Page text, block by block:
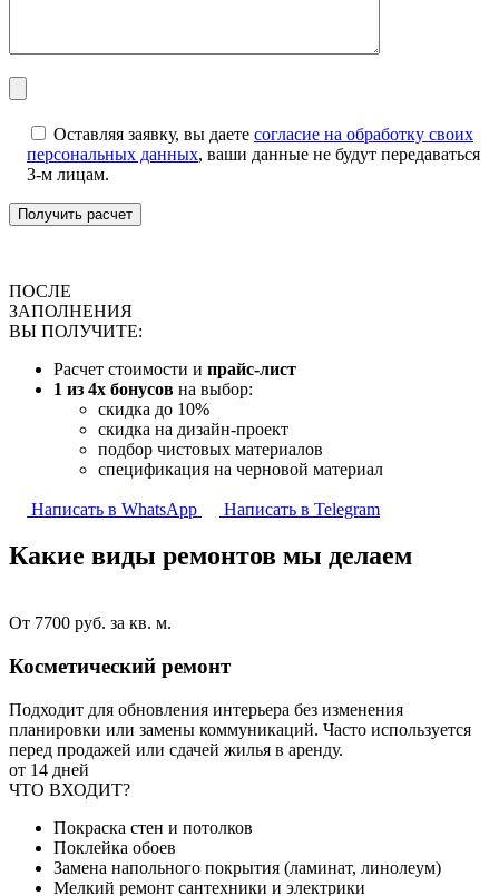
Оставляя заявку, вы даете согласие на обработку своих
персональных данных, ваши данные не будут передаваться
3-м лицам.
ПОСЛЕ
ЗАПОЛНЕНИЯ
ВЫ ПОЛУЧИТЕ:
Расчет стоимости и прайс-лист
1 из 4х бонусов на выбор:
скидка до 10%
скидка на дизайн-проект
подбор чистовых материалов
спецификация на черновой материал
Написать в WhatsApp Написать в Telegram
Какие виды ремонтов мы делаем
От 7700 руб. за кв. м.
Косметический ремонт
Подходит для обновления интерьера без изменения
планировки или замены коммуникаций. Часто используется
перед продажей или сдачей жилья в аренду.
от 14 дней
ЧТО ВХОДИТ?
Покраска стен и потолков
Поклейка обоев
Замена напольного покрытия (ламинат, линолеум)
Мелкий ремонт сантехники и электрики